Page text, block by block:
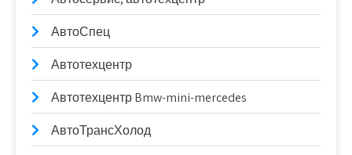
АвтоСпец
Автотехцентр
Автотехцентр Bmw-mini-mercedes
АвтоТрансХолод